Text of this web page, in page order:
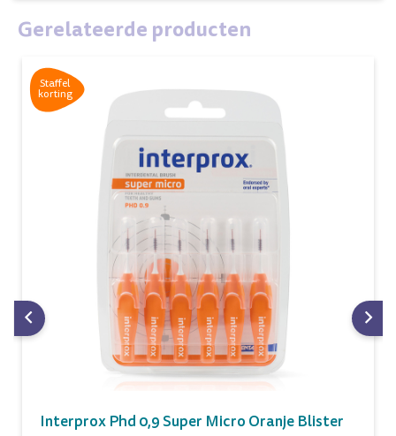
Gerelateerde producten
Staffel
korting
Interprox Phd 0,9 Super Micro Oranje Blister